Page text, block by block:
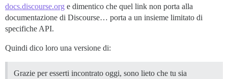
docs.discourse.org e dimentico che quel link non porta alla
documentazione di Discourse… porta a un insieme limitato di
specifiche API.
Quindi dico loro una versione di:
Grazie per esserti incontrato oggi, sono lieto che tu sia